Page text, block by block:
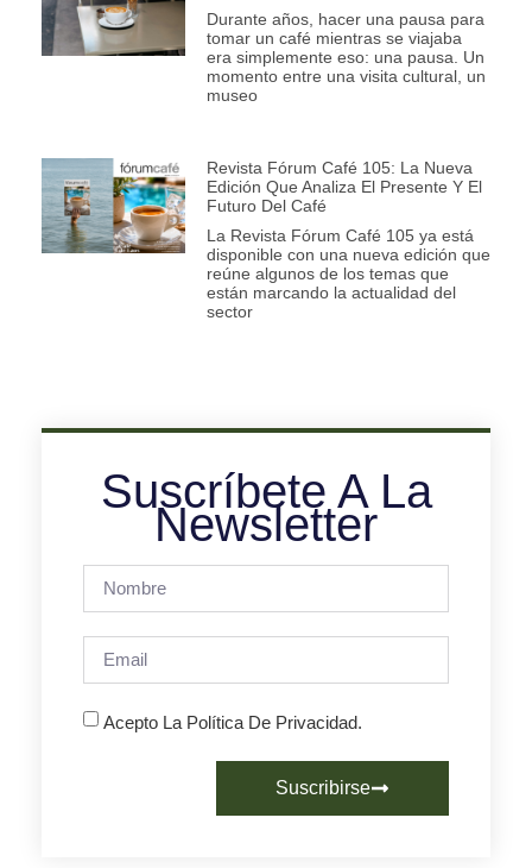
Durante años, hacer una pausa para
tomar un café mientras se viajaba
era simplemente eso: una pausa. Un
momento entre una visita cultural, un
museo
Revista Fórum Café 105: La Nueva
Edición Que Analiza El Presente Y El
Futuro Del Café
La Revista Fórum Café 105 ya está
disponible con una nueva edición que
reúne algunos de los temas que
están marcando la actualidad del
sector
Suscríbete A La
Newsletter
Acepto La Política De Privacidad.
Suscribirse